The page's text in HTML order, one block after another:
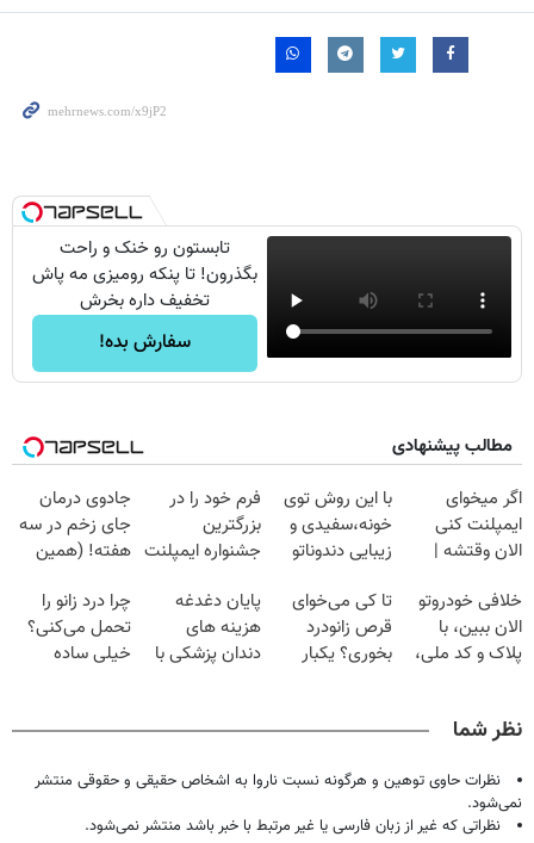
تابستون رو خنک و راحت
بگذرون! تا پنکه رومیزی مه پاش
تخفیف داره بخرش
سفارش بده!
مطالب پیشنهادی
اگر میخوای
ایمپلنت کنی
الان وقتشه |
میلیون تومان!!!
با این روش توی
خونه،سفیدی و
زیبایی دندوناتو
(40%off)
فرم خود را در
بزرگترین
جشنواره ایمپلنت
فقط ۲۵ میلیون
جادوی درمان
جای زخم در سه
هفته! (همین
صحبت کنید)
خلافی خودروتو
الان ببین، با
پلاک و کد ملی،
تا کی می‌خوای
قرص زانودرد
بخوری؟ یکبار
پایان دغدغه
هزینه های
دندان پزشکی با
چرا درد زانو را
تحمل می‌کنی؟
خیلی ساده
نظر شما
نظرات حاوی توهین و هرگونه نسبت ناروا به اشخاص حقیقی و حقوقی منتشر
نمی‌شود.
نظراتی که غیر از زبان فارسی یا غیر مرتبط با خبر باشد منتشر نمی‌شود.